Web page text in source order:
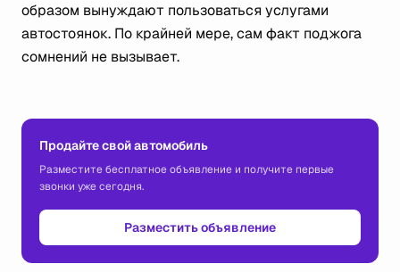
образом вынуждают пользоваться услугами
автостоянок. По крайней мере, сам факт поджога
сомнений не вызывает.
Продайте свой автомобиль
Разместите бесплатное объявление и получите первые
звонки уже сегодня.
Разместить объявление